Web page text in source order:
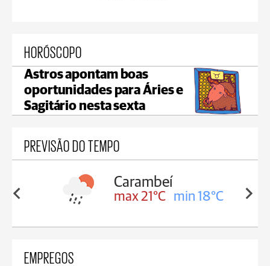
HORÓSCOPO
Astros apontam boas
oportunidades para Áries e
Sagitário nesta sexta
PREVISÃO DO TEMPO
18°C
Carambeí
max 21°C min 18°C
EMPREGOS